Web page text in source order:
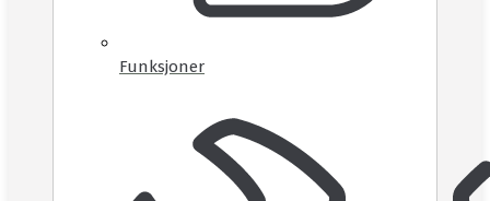
Funksjoner